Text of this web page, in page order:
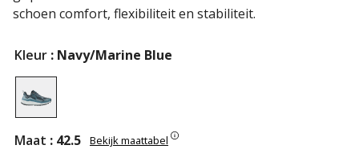
schoen comfort, flexibiliteit en stabiliteit.
Kleur : Navy/Marine Blue
Maat : 42.5 Bekijk maattabel